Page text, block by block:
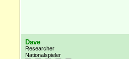
Dave
Researcher
Nationalspieler